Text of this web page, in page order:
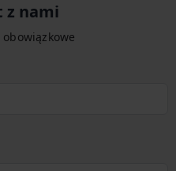
z nami